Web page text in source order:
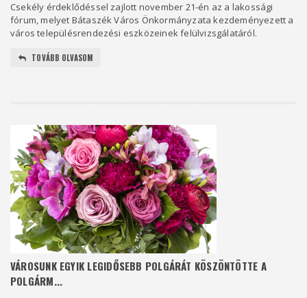
Csekély érdeklődéssel zajlott november 21-én az a lakossági
fórum, melyet Bátaszék Város Önkormányzata kezdeményezett a
város településrendezési eszközeinek felülvizsgálatáról.
TOVÁBB OLVASOM
VÁROSUNK EGYIK LEGIDŐSEBB POLGÁRÁT KÖSZÖNTÖTTE A
POLGÁRM...